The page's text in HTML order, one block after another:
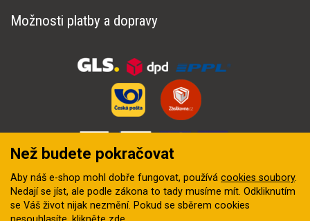
Možnosti platby a dopravy
Než budete pokračovat
Aby náš e-shop mohl dobře fungovat, používá cookies soubory.
Nedají se jíst, ale podle zákona to tady musíme mít. Odkliknutím
se Váš život nijak nezmění. Pokud se sběrem cookies